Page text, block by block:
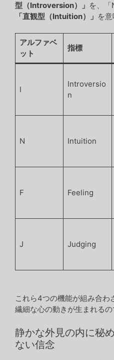
型（Introversion）」 を、
「直観型（Intuition）」 を意
アルファベ
ット
指標
I
Introversio
n
N Intuition
F Feeling
J Judging
これら4つの機能が組み合わ
繊細な心の動きが生まれるの
静かな外見の内に秘
ない信念